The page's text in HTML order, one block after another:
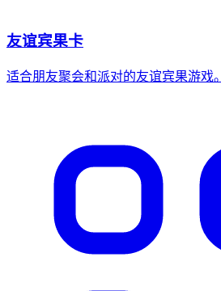
友谊宾果卡
适合朋友聚会和派对的友谊宾果游戏。